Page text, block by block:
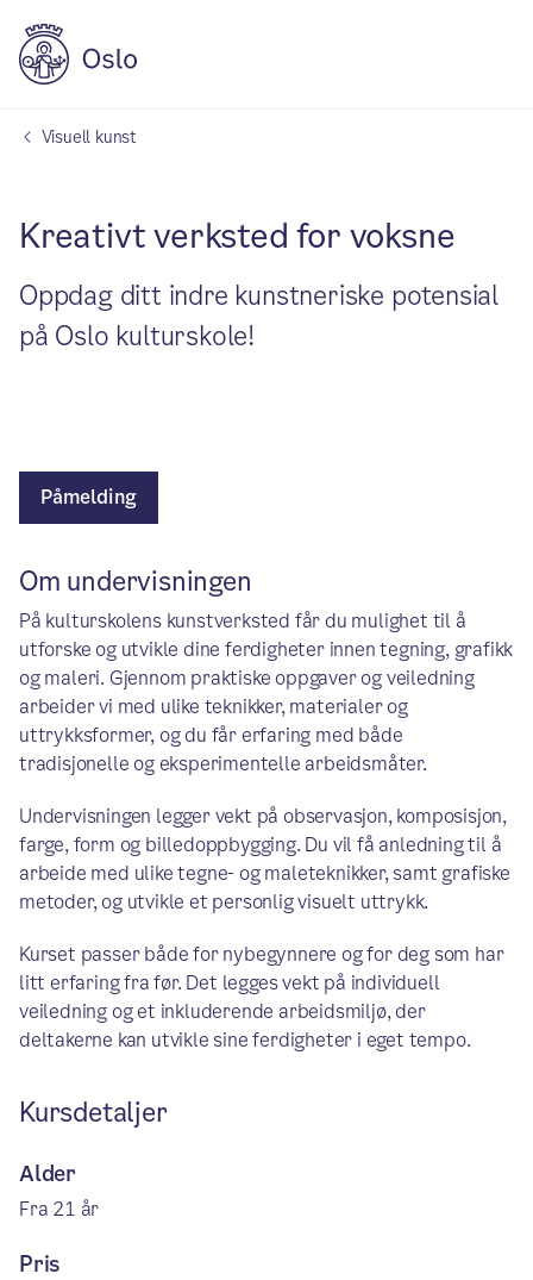
Visuell kunst
Kreativt verksted for voksne
Oppdag ditt indre kunstneriske potensial
på Oslo kulturskole!
Påmelding
Om undervisningen
På kulturskolens kunstverksted får du mulighet til å
utforske og utvikle dine ferdigheter innen tegning, grafikk
og maleri. Gjennom praktiske oppgaver og veiledning
arbeider vi med ulike teknikker, materialer og
uttrykksformer, og du får erfaring med både
tradisjonelle og eksperimentelle arbeidsmåter.
Undervisningen legger vekt på observasjon, komposisjon,
farge, form og billedoppbygging. Du vil få anledning til å
arbeide med ulike tegne- og maleteknikker, samt grafiske
metoder, og utvikle et personlig visuelt uttrykk.
Kurset passer både for nybegynnere og for deg som har
litt erfaring fra før. Det legges vekt på individuell
veiledning og et inkluderende arbeidsmiljø, der
deltakerne kan utvikle sine ferdigheter i eget tempo.
Kursdetaljer
Alder
Fra 21 år
Pris